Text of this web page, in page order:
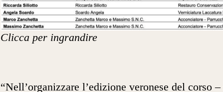
Clicca per ingrandire
“Nell’organizzare l’edizione veronese del corso –